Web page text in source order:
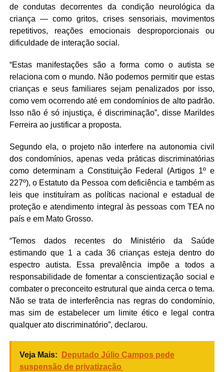
de condutas decorrentes da condição neurológica da
criança — como gritos, crises sensoriais, movimentos
repetitivos, reações emocionais desproporcionais ou
dificuldade de interação social.
“Estas manifestações são a forma como o autista se
relaciona com o mundo. Não podemos permitir que estas
crianças e seus familiares sejam penalizados por isso,
como vem ocorrendo até em condomínios de alto padrão.
Isso não é só injustiça, é discriminação”, disse Marildes
Ferreira ao justificar a proposta.
Segundo ela, o projeto não interfere na autonomia civil
dos condomínios, apenas veda práticas discriminatórias
como determinam a Constituição Federal (Artigos 1º e
227º), o Estatuto da Pessoa com deficiência e também as
leis que instituíram as políticas nacional e estadual de
proteção e atendimento integral às pessoas com TEA no
país e em Mato Grosso.
“Temos dados recentes do Ministério da Saúde
estimando que 1 a cada 36 crianças esteja dentro do
espectro autista. Essa prevalência impõe a todos a
responsabilidade de fomentar a conscientização social e
combater o preconceito estrutural que ainda cerca o tema.
Não se trata de interferência nas regras do condomínio,
mas sim de estabelecer um limite ético e legal contra
qualquer ato discriminatório”, declarou.
Veja Mais:
Deputado Júlio Campos pede
suspensão de privatização